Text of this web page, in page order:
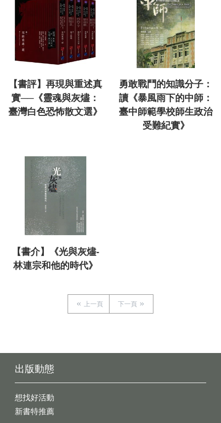
【書評】再現與重述真
實──《靈魂與灰燼：
臺灣白色恐怖散文選》
勇敢戰鬥的知識分子：
讀《暴風雨下的中師：
臺中師範學校師生政治
受難紀實》
【書介】《光與灰燼-
林連宗和他的時代》
上一頁 下一頁
出版動態
想找好活動
新書特推薦